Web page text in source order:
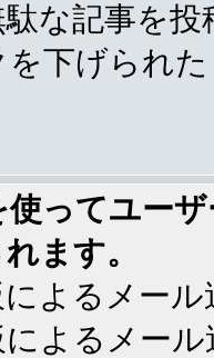
な記事を
下げられ
ってユー
ます。
よるメー
よるメー